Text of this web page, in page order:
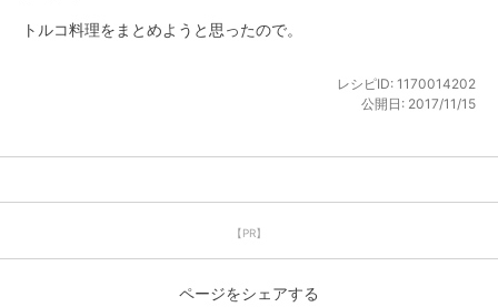
トルコ料理をまとめようと思ったので。
レシピID: 1170014202
公開日: 2017/11/15
【PR】
ページをシェアする